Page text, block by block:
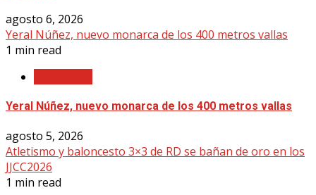
agosto 6, 2026
Yeral Núñez, nuevo monarca de los 400 metros vallas
1 min read
Yeral Núñez, nuevo monarca de los 400 metros vallas
agosto 5, 2026
Atletismo y baloncesto 3×3 de RD se bañan de oro en los
JJCC2026
1 min read